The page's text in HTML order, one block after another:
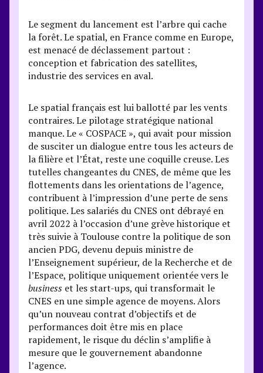
Le segment du lancement est l’arbre qui cache
la forêt. Le spatial, en France comme en Europe,
est menacé de déclassement partout :
conception et fabrication des satellites,
industrie des services en aval.
Le spatial français est lui ballotté par les vents
contraires. Le pilotage stratégique national
manque. Le « COSPACE », qui avait pour mission
de susciter un dialogue entre tous les acteurs de
la filière et l’État, reste une coquille creuse. Les
tutelles changeantes du CNES, de même que les
flottements dans les orientations de l’agence,
contribuent à l’impression d’une perte de sens
politique. Les salariés du CNES ont débrayé en
avril 2022 à l’occasion d’une grève historique et
très suivie à Toulouse contre la politique de son
ancien PDG, devenu depuis ministre de
l’Enseignement supérieur, de la Recherche et de
l’Espace, politique uniquement orientée vers le
business et les start-ups, qui transformait le
CNES en une simple agence de moyens. Alors
qu’un nouveau contrat d’objectifs et de
performances doit être mis en place
rapidement, le risque du déclin s’amplifie à
mesure que le gouvernement abandonne
l’agence.